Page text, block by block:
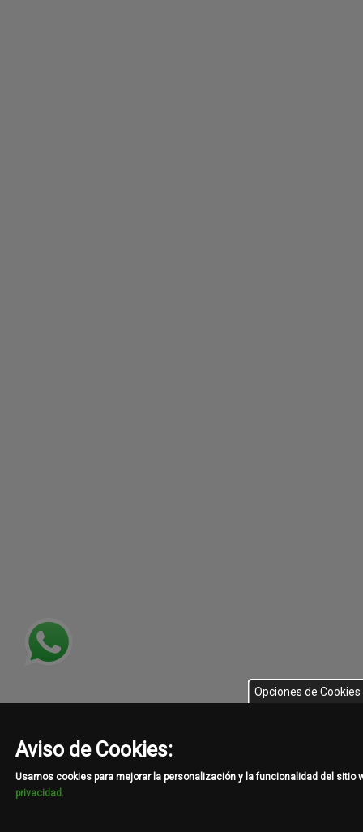
Opciones de Cookies
Aviso de Cookies:
Usamos cookies para mejorar la personalización y la funcionalidad del sitio
privacidad.